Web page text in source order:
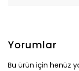
Yorumlar
Bu ürün için henüz